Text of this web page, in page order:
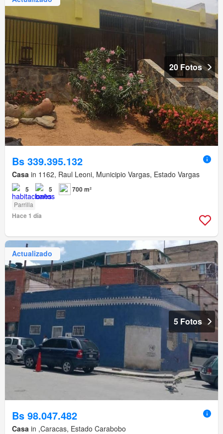
20 Fotos
Bs 339.395.132
Casa in 1162, Raul Leoni, Municipio Vargas, Estado Vargas
5 5 700 m²
Parrilla
Hace 1 día
Actualizado
5 Fotos
Bs 98.047.482
Casa in ,Caracas, Estado Carabobo